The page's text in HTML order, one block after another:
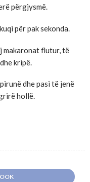
përgjysmë.
për pak sekonda.
makaronat flutur, të
kripë.
dhe pasi të jenë
hollë.